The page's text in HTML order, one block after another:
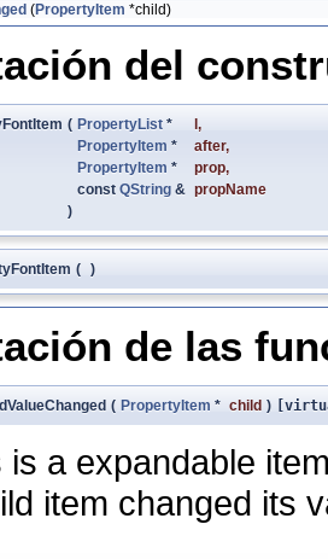
(PropertyItem *child)
del
( PropertyList * l,
PropertyItem * after,
PropertyItem * prop,
const QString & propName
)
( )
de las
( PropertyItem * child )
is a expandable
item changed its